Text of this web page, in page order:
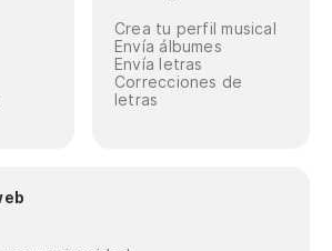
Crea tu perfil musical
Envía álbumes
Envía letras
Correcciones de
letras